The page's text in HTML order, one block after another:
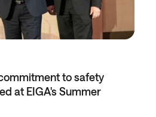
to safety
at EIGA's Summer